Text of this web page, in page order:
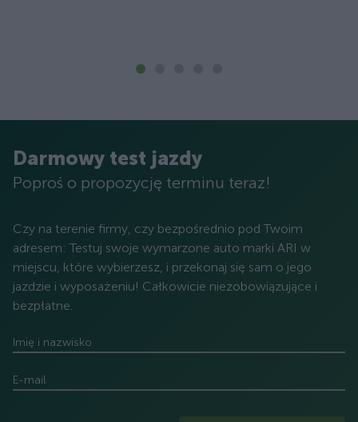
Darmowy test jazdy
Poproś o propozycję terminu teraz!
Czy na terenie firmy, czy bezpośrednio pod Twoim
adresem: Testuj swoje wymarzone auto marki ARI w
miejscu, które wybierzesz, i przekonaj się sam o jego
jazdzie i wyposażeniu! Całkowicie niezobowiązujące i
bezpłatne.
Imię i nazwisko
E-mail